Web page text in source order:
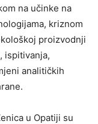
na učinke na
kriznom
proizvodnji
ispitivanja,
analitičkih
u Opatiji su